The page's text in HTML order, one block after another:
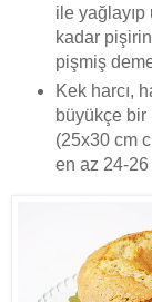
ile yağlayıp
kadar
pişmiş
Kek harcı,
büyükçe bir
(25x30 cm
en az 24-26